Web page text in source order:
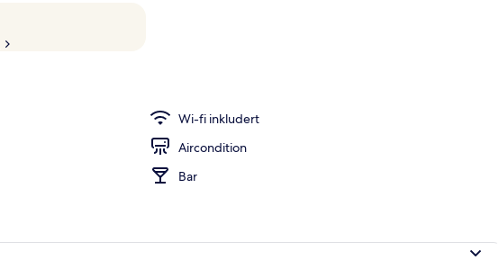
Wi-fi inkludert
Aircondition
Bar